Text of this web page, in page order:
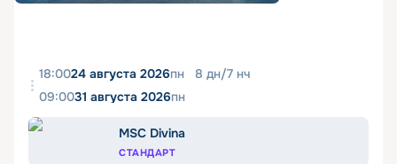
18:0024 августа 2026пн 8 дн/7 нч
09:0031 августа 2026пн
MSC Divina
СТАНДАРТ